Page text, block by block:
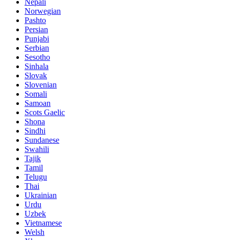
Nepali
Norwegian
Pashto
Persian
Punjabi
Serbian
Sesotho
Sinhala
Slovak
Slovenian
Somali
Samoan
Scots Gaelic
Shona
Sindhi
Sundanese
Swahili
Tajik
Tamil
Telugu
Thai
Ukrainian
Urdu
Uzbek
Vietnamese
Welsh